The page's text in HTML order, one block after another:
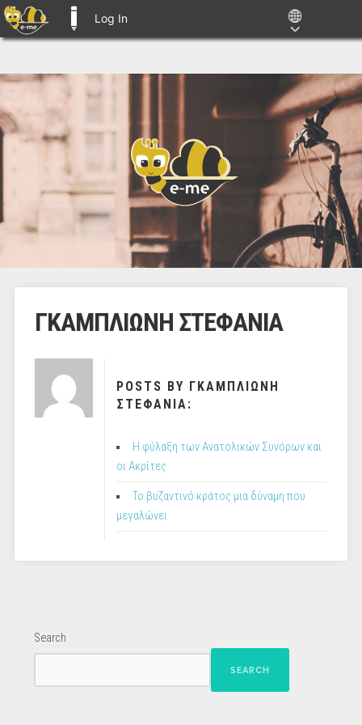
Log In
ΓΚΑΜΠΛΙΩΝΗ ΣΤΕΦΑΝΙΑ
POSTS BY ΓΚΑΜΠΛΙΩΝΗ
ΣΤΕΦΑΝΙΑ:
Η φύλαξη των Ανατολικών Συνόρων και
οι Ακρίτες
Το βυζαντινό κράτος μια δύναμη που
μεγαλώνει
Search
SEARCH